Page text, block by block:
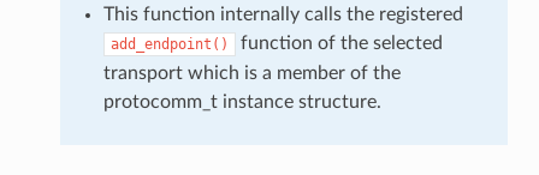
This function internally calls the registered
add_endpoint()
function of the selected
transport which is a member of the
protocomm_t instance structure.